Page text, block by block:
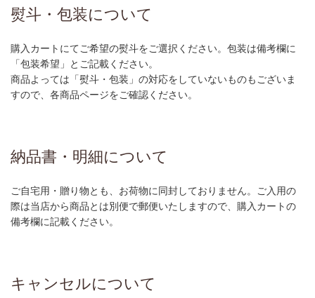
熨斗・包装について
購入カートにてご希望の熨斗をご選択ください。包装は備考欄に
「包装希望」とご記載ください。
商品よっては「熨斗・包装」の対応をしていないものもございま
すので、各商品ページをご確認ください。
納品書・明細について
ご自宅用・贈り物とも、お荷物に同封しておりません。ご入用の
際は当店から商品とは別便で郵便いたしますので、購入カートの
備考欄に記載ください。
キャンセルについて